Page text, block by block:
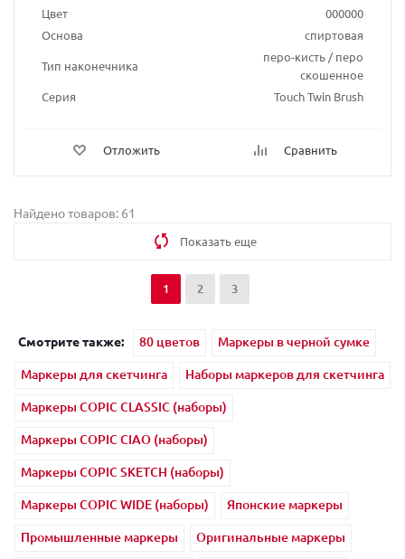
Цвет
000000
Основа
спиртовая
Тип наконечника
перо-кисть / перо
скошенное
Серия
Touch Twin Brush
Отложить Сравнить
Найдено товаров: 61
Показать еще
1 2 3
Смотрите также: 80 цветов
Маркеры в черной сумке
Маркеры для скетчинга
Наборы маркеров для скетчинга
Маркеры COPIC CLASSIC (наборы)
Маркеры COPIC CIAO (наборы)
Маркеры COPIC SKETCH (наборы)
Маркеры COPIC WIDE (наборы)
Японские маркеры
Промышленные маркеры
Оригинальные маркеры